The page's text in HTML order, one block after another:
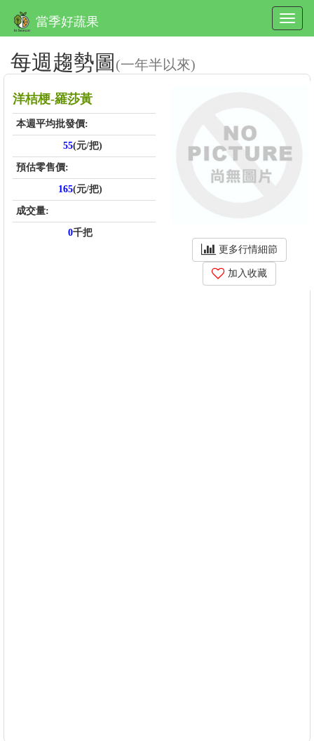
當季好蔬果
每週趨勢圖 (一年半以來)
洋桔梗-羅莎黃
本週平均批發價:
55(元/把)
預估零售價:
165(元/把)
成交量:
0千把
更多行情細節
加入收藏